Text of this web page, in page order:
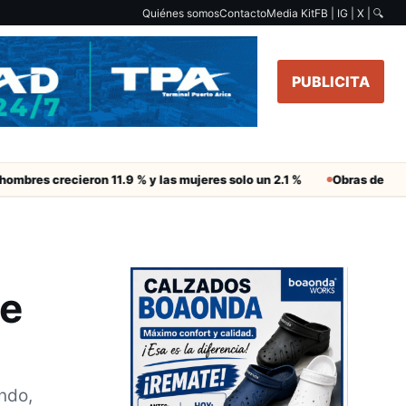
Quiénes somosContactoMedia KitFB | IG | X | 🔍
PUBLICITA
11.9 % y las mujeres solo un 2.1 % Obras de Aguas del